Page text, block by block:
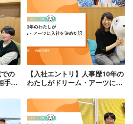
の
手視
①～
【入社エントリ】人事歴10年の
わたしがドリーム・アーツに入